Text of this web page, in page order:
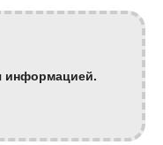
информацией.